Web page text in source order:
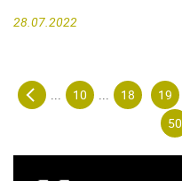
28.07.2022
... 10 ... 18 19
50